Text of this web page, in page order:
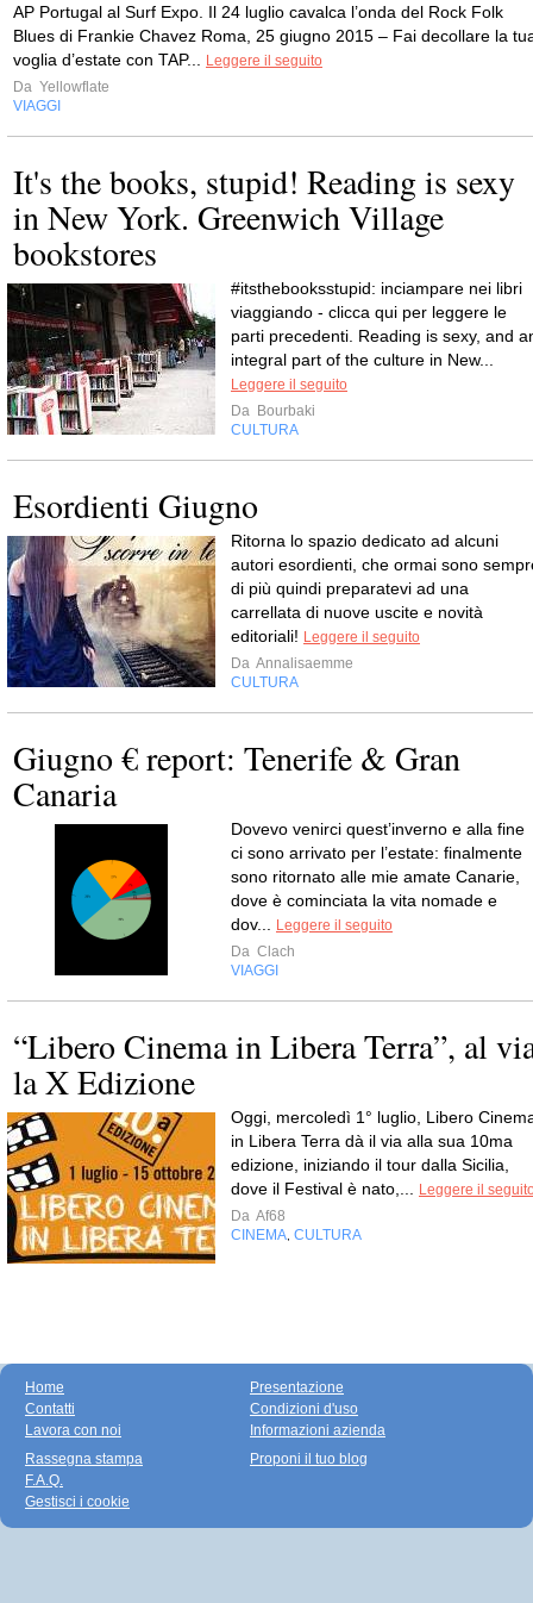
AP Portugal al Surf Expo. Il 24 luglio cavalca l’onda del Rock Folk
Blues di Frankie Chavez Roma, 25 giugno 2015 – Fai decollare la
voglia d’estate con TAP...
Leggere il seguito
Da Yellowflate
VIAGGI
It's the books, stupid! Reading is sexy
in New York. Greenwich Village
bookstores
#itsthebooksstupid: inciampare nei libri
viaggiando - clicca qui per leggere le
parti precedenti. Reading is sexy, and
integral part of the culture in New...
Leggere il seguito
Da Bourbaki
CULTURA
Esordienti Giugno
Ritorna lo spazio dedicato ad alcuni
autori esordienti, che ormai sono
di più quindi preparatevi ad una
carrellata di nuove uscite e novità
editoriali! Leggere il seguito
Da Annalisaemme
CULTURA
Giugno € report: Tenerife & Gran
Canaria
Dovevo venirci quest’inverno e alla fine
ci sono arrivato per l’estate: finalmente
sono ritornato alle mie amate Canarie,
dove è cominciata la vita nomade e
dov...
Leggere il seguito
Da Clach
VIAGGI
“Libero Cinema in Libera Terra”, al
la X Edizione
Oggi, mercoledì 1° luglio, Libero
in Libera Terra dà il via alla sua 10ma
edizione, iniziando il tour dalla Sicilia,
dove il Festival è nato,...
Leggere il
Da Af68
CINEMA CULTURA
Home
Contatti
Lavora con noi
Presentazione
Condizioni d'uso
Informazioni azienda
Rassegna stampa
F.A.Q.
Gestisci i cookie
Proponi il tuo blog